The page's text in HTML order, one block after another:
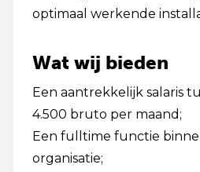
optimaal werkende
Wat wij bieden
Een aantrekkelijk salaris
4.500 bruto per maand;
Een fulltime functie
organisatie;